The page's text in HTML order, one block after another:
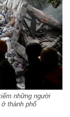
những người
thành phố